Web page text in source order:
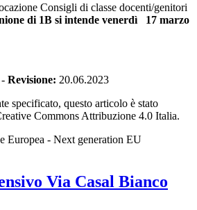
Consigli di classe docenti/genitori
di 1B si intende venerdì 17 marzo
- Revisione: 20.06.2023
specificato, questo articolo è stato
Commons Attribuzione 4.0 Italia.
Via Casal Bianco